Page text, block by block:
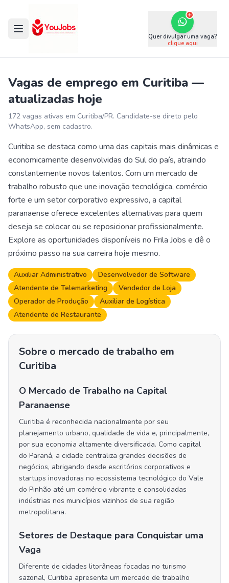
Quer divulgar uma vaga?
clique aqui
Vagas de emprego em Curitiba —
atualizadas hoje
172 vagas ativas em Curitiba/PR. Candidate-se direto pelo
WhatsApp, sem cadastro.
Curitiba se destaca como uma das capitais mais dinâmicas e
economicamente desenvolvidas do Sul do país, atraindo
constantemente novos talentos. Com um mercado de
trabalho robusto que une inovação tecnológica, comércio
forte e um setor corporativo expressivo, a capital
paranaense oferece excelentes alternativas para quem
deseja se colocar ou se reposicionar profissionalmente.
Explore as oportunidades disponíveis no Frila Jobs e dê o
próximo passo na sua carreira hoje mesmo.
Auxiliar Administrativo
Desenvolvedor de Software
Atendente de Telemarketing
Vendedor de Loja
Operador de Produção
Auxiliar de Logística
Atendente de Restaurante
Sobre o mercado de trabalho em
Curitiba
O Mercado de Trabalho na Capital
Paranaense
Curitiba é reconhecida nacionalmente por seu
planejamento urbano, qualidade de vida e, principalmente,
por sua economia altamente diversificada. Como capital
do Paraná, a cidade centraliza grandes decisões de
negócios, abrigando desde escritórios corporativos e
startups inovadoras no ecossistema tecnológico do Vale
do Pinhão até um comércio vibrante e consolidadas
indústrias nos municípios vizinhos de sua região
metropolitana.
Setores de Destaque para Conquistar uma
Vaga
Diferente de cidades litorâneas focadas no turismo
sazonal, Curitiba apresenta um mercado de trabalho